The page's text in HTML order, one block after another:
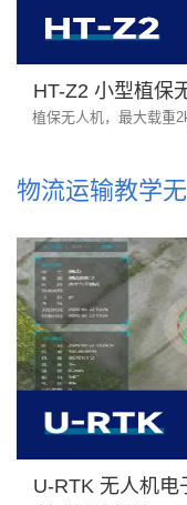
HT-Z2 小型植保
植保无人机，最大载重
物流运输教学
U-RTK 无人机电